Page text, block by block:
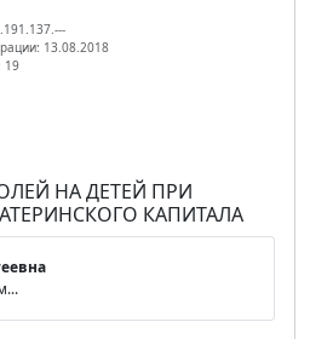
13.08.2018
19
НА ДЕТЕЙ ПРИ
КАПИТАЛА